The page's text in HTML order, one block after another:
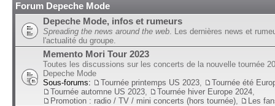
Forum Depeche Mode
Depeche Mode, infos et rumeurs
Spreading the news around the web . Les dernières news et
l'actualité du groupe.
Memento Mori Tour 2023
Toutes les discussions sur les concerts de la nouvelle tournée
Depeche Mode
Sous-forums:
Tournée printemps US 2023
Tournée été
Tournée automne US 2023
Tournée hiver Europe 2024
Promotion : radio / TV / mini concerts (hors tournée)
Les